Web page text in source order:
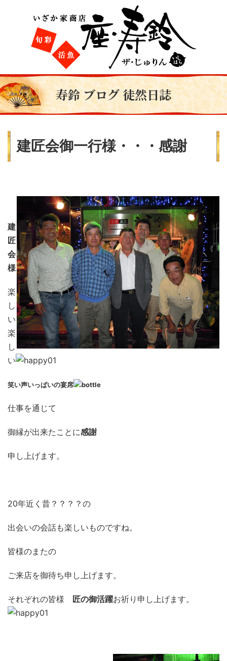
寿鈴 ブログ 徒然日誌
建匠会御一行様・・・感謝
建
匠
会
様
楽
し
い
楽
し
い
笑い声いっぱいの宴席
仕事を通じて
御縁が出来たことに感謝
申し上げます。
20年近く昔？？？？の
出会いの会話も楽しいものですね。
皆様のまたの
ご来店を御待ち申し上げます。
それぞれの皆様 匠の御活躍お祈り申し上げます。